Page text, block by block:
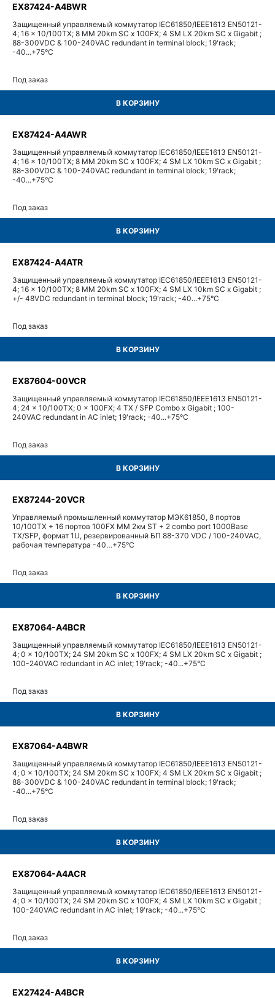
EX87424-A4BWR
Защищенный управляемый коммутатор IEC61850/IEEE1613 EN50121-
4; 16 x 10/100TX; 8 MM 20km SC x 100FX; 4 SM LX 20km SC x Gigabit ;
88-300VDC & 100-240VAC redundant in terminal block; 19'rack;
-40...+75°С
Под заказ
В КОРЗИНУ
EX87424-A4AWR
Защищенный управляемый коммутатор IEC61850/IEEE1613 EN50121-
4; 16 x 10/100TX; 8 MM 20km SC x 100FX; 4 SM LX 10km SC x Gigabit ;
88-300VDC & 100-240VAC redundant in terminal block; 19'rack;
-40...+75°С
Под заказ
В КОРЗИНУ
EX87424-A4ATR
Защищенный управляемый коммутатор IEC61850/IEEE1613 EN50121-
4; 16 x 10/100TX; 8 MM 20km SC x 100FX; 4 SM LX 10km SC x Gigabit ;
+/- 48VDC redundant in terminal block; 19'rack; -40...+75°С
Под заказ
В КОРЗИНУ
EX87604-00VCR
Защищенный управляемый коммутатор IEC61850/IEEE1613 EN50121-
4; 24 x 10/100TX; 0 x 100FX; 4 TX / SFP Combo x Gigabit ; 100-
240VAC redundant in AC inlet; 19'rack; -40...+75°С
Под заказ
В КОРЗИНУ
EX87244-20VCR
Управляемый промышленный коммутатор МЭК61850, 8 портов
10/100TX + 16 портов 100FX MM 2км ST + 2 combo port 1000Base
TX/SFP, формат 1U, резервированный БП 88-370 VDC / 100-240VAC,
рабочая температура -40…+75°С
Под заказ
В КОРЗИНУ
EX87064-A4BCR
Защищенный управляемый коммутатор IEC61850/IEEE1613 EN50121-
4; 0 x 10/100TX; 24 SM 20km SC x 100FX; 4 SM LX 20km SC x Gigabit ;
100-240VAC redundant in AC inlet; 19'rack; -40...+75°С
Под заказ
В КОРЗИНУ
EX87064-A4BWR
Защищенный управляемый коммутатор IEC61850/IEEE1613 EN50121-
4; 0 x 10/100TX; 24 SM 20km SC x 100FX; 4 SM LX 20km SC x Gigabit ;
88-300VDC & 100-240VAC redundant in terminal block; 19'rack;
-40...+75°С
Под заказ
В КОРЗИНУ
EX87064-A4ACR
Защищенный управляемый коммутатор IEC61850/IEEE1613 EN50121-
4; 0 x 10/100TX; 24 SM 20km SC x 100FX; 4 SM LX 10km SC x Gigabit ;
100-240VAC redundant in AC inlet; 19'rack; -40...+75°С
Под заказ
В КОРЗИНУ
EX27424-A4BCR